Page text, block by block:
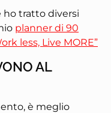
ho tratto diversi
planner di 90
less, Live MORE”
AL
è meglio